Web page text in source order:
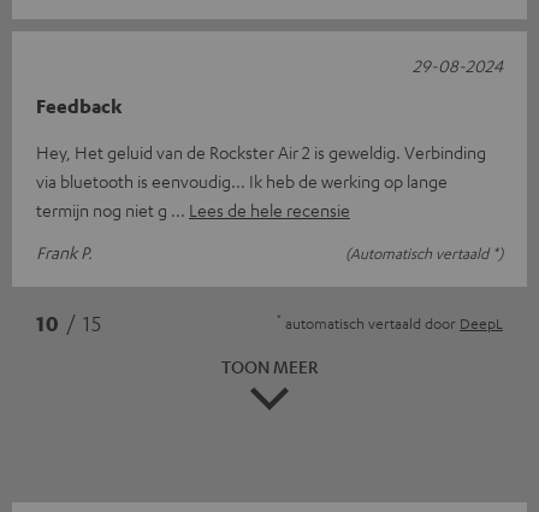
Feedback
Hey, Het geluid van de Rockster Air 2 is geweldig. Verbinding
via bluetooth is eenvoudig... Ik heb de werking op lange
termijn nog niet g
Lees de hele recensie
Frank P.
(Automatisch vertaald *)
29-08-2024
10 / 15 * automatisch vertaald door DeepL
TOON MEER